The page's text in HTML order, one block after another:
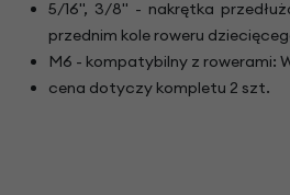
5/16", 3/8" - nakrętka
przednim kole roweru
M6 - kompatybilny z rowerami:
cena dotyczy kompletu 2 szt.